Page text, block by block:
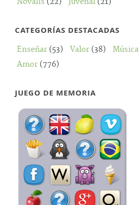
CATEGORÍAS DESTACADAS
Enseñar (53) Valor (38) Música
Amor (776)
JUEGO DE MEMORIA